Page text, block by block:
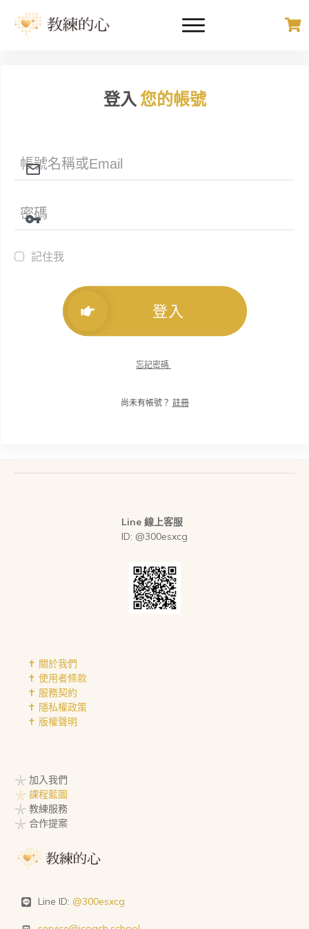
登入您的帳號
記住我
登入
忘記密碼
尚未有帳號？ 註冊
Line 線上客服
ID: @300esxcg
✝︎ 關於我們
✝︎ 使用者條款
✝︎ 服務契約
✝︎ 隱私權政策
✝︎ 版權聲明
𓇼 加入我們
𓇼 課程藍圖
𓇼 教練服務
𓇼 合作提案
Line ID: @300esxcg